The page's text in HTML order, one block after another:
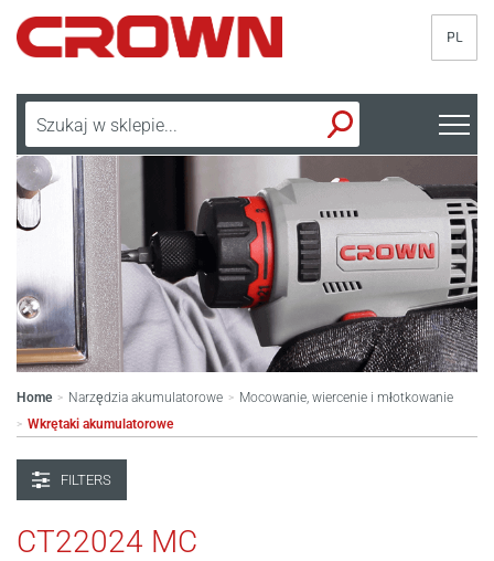
PL
Home > Narzędzia akumulatorowe > Mocowanie, wiercenie i młotkowanie
> Wkrętaki akumulatorowe
FILTERS
CT22024 MC